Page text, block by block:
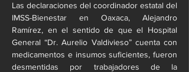
Las declaraciones del coordinador estatal del
IMSS-Bienestar en Oaxaca, Alejandro
Ramírez, en el sentido de que el Hospital
General “Dr. Aurelio Valdivieso” cuenta con
medicamentos e insumos suficientes, fueron
desmentidas por trabajadores de la